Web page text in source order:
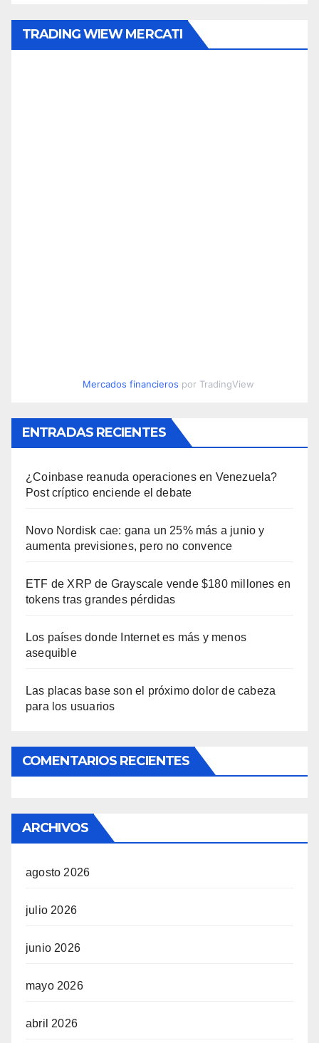
TRADING WIEW MERCATI
Mercados financieros por TradingView
ENTRADAS RECIENTES
¿Coinbase reanuda operaciones en Venezuela?
Post críptico enciende el debate
Novo Nordisk cae: gana un 25% más a junio y
aumenta previsiones, pero no convence
ETF de XRP de Grayscale vende $180 millones en
tokens tras grandes pérdidas
Los países donde Internet es más y menos
asequible
Las placas base son el próximo dolor de cabeza
para los usuarios
COMENTARIOS RECIENTES
ARCHIVOS
agosto 2026
julio 2026
junio 2026
mayo 2026
abril 2026